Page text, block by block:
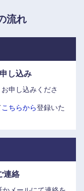
れている(仮に週一
休取得が可能)。
保ちながら仕事が
流れ
し込み
申し込みくださ
こちらから登録いた
連絡
県